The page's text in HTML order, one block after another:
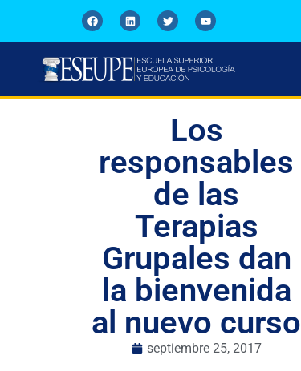
Los
responsables
de las
Terapias
Grupales dan
la bienvenida
al nuevo curso
septiembre 25, 2017